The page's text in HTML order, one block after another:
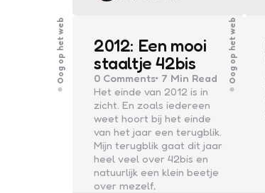
Oog op het web
2012: Een mooi
staaltje 42bis
0 Comments 7 Min Read
Het einde van 2012 is in
zicht. En zoals iedereen
weet hoort bij het einde
van het jaar een terugblik.
Mijn terugblik gaat dit jaar
heel veel over 42bis en
natuurlijk een klein beetje
over mezelf,
Oog op het web